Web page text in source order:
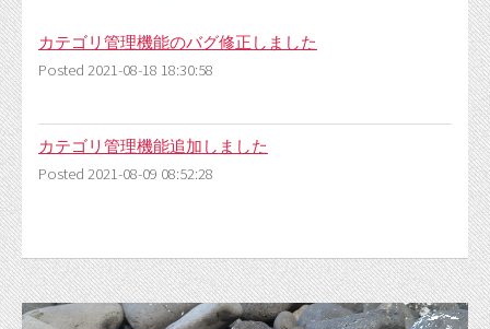
カテゴリ管理機能のバグ修正しました
Posted 2021-08-18 18:30:58
カテゴリ管理機能追加しました
Posted 2021-08-09 08:52:28